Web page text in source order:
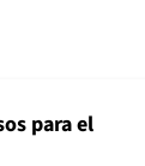
para el